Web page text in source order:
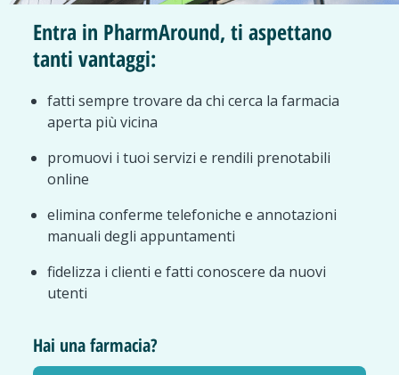
Entra in PharmAround, ti aspettano
tanti vantaggi:
fatti sempre trovare da chi cerca la farmacia
aperta più vicina
promuovi i tuoi servizi e rendili prenotabili
online
elimina conferme telefoniche e annotazioni
manuali degli appuntamenti
fidelizza i clienti e fatti conoscere da nuovi
utenti
Hai una farmacia?